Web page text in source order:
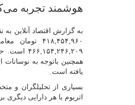
هوشمند تجربه
یافته است.
بسیاری از تحلیلگران و
اتریوم یا هر دارایی دیگری